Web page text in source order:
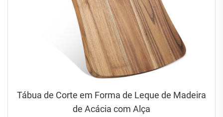
Tábua de Corte em Forma de Leque de Madeira
de Acácia com Alça